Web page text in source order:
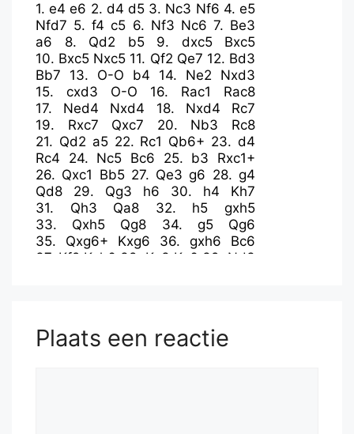
1.e4 e6 2. d4 d5 3. Nc3 Nf6 4.e5
Nfd7 5.f4 c5 6. Nf3 Nc6 7. Be3
a6
8. Qd2 b5 9. dxc5
Bxc5
10. Bxc5 Nxc5 11. Qf2 Qe7 12. Bd3
Bb7
13. O-O b4 14. Ne2
Nxd3
15. cxd3 O-O 16. Rac1
Rac8
17. Ned4 Nxd4 18. Nxd4
Rc7
19. Rxc7 Qxc7 20. Nb3
Rc8
21. Qd2 a5 22. Rc1 Qb6+ 23.d4
Rc4
24. Nc5 Bc6 25. b3
Rxc1+
26. Qxc1 Bb5 27. Qe3 g6 28.g4
Qd8
29. Qg3 h6 30. h4
Kh7
31. Qh3 Qa8 32. h5
gxh5
33. Qxh5 Qg8 34. g5
Qg6
35. Qxg6+ Kxg6 36. gxh6
Bc6
37. Kf2 Kxh6 38. Ke3 Kg6 39. Nd3
Plaats een reactie